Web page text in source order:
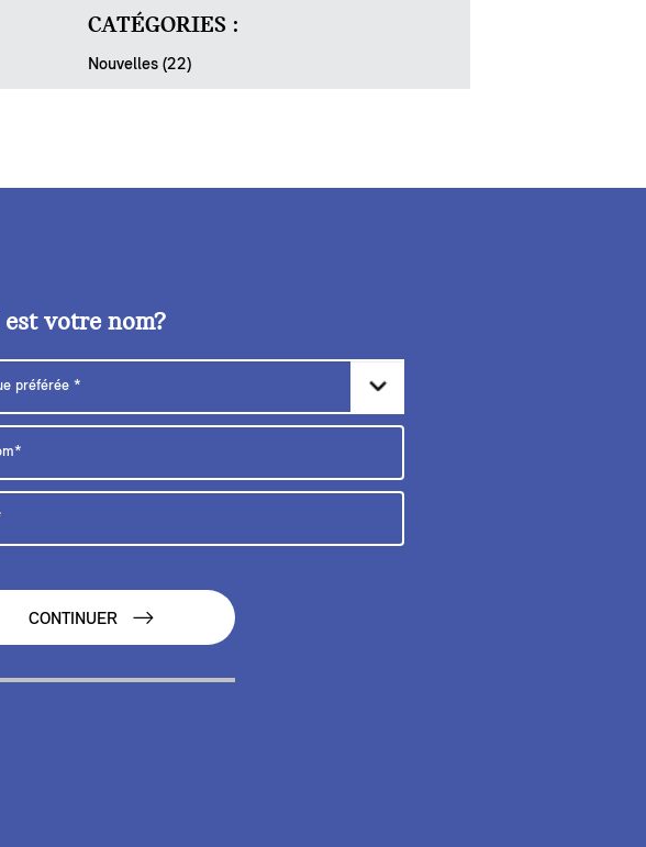
CATÉGORIES :
Nouvelles (22)
est votre nom?
CONTINUER